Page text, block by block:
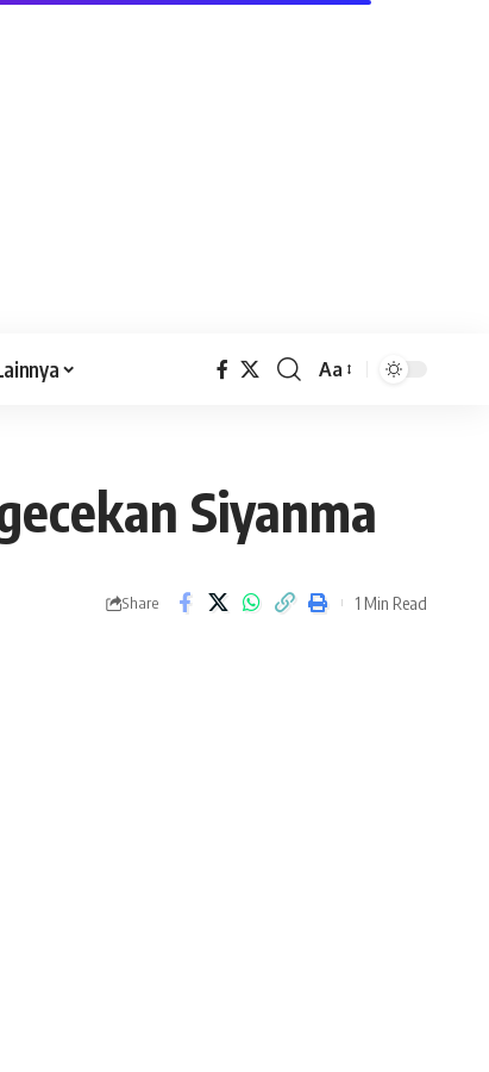
Aa
Siyanma
Share 1 Min Read